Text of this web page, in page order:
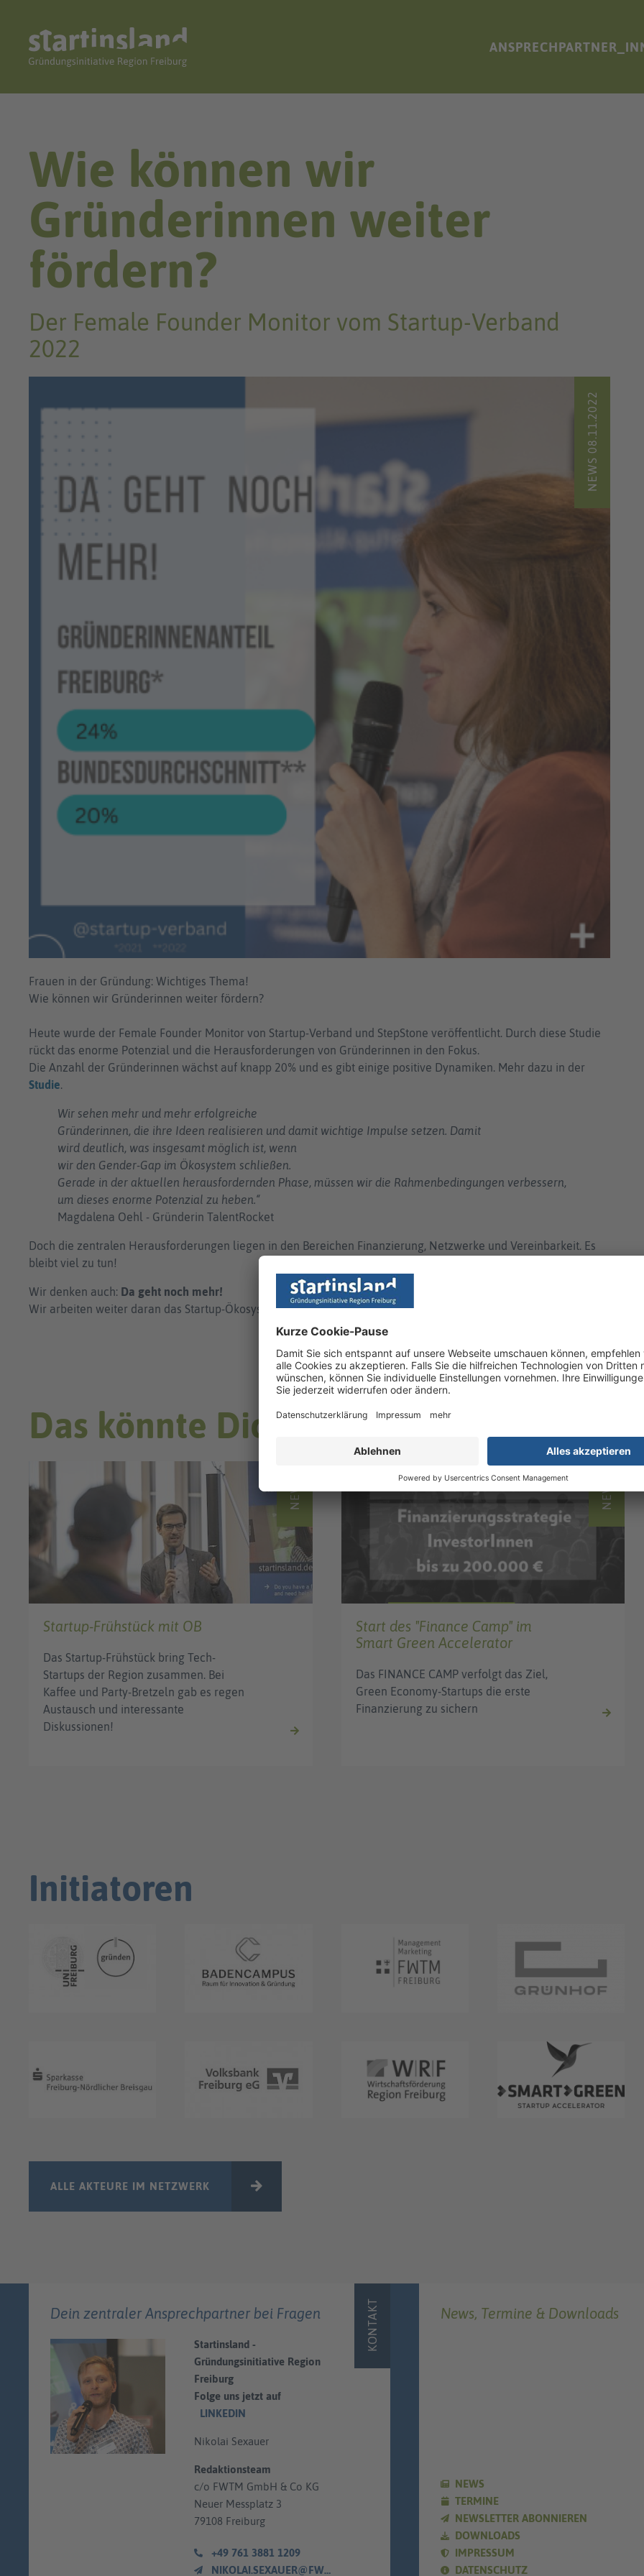
Wie können wir
Gründerinnen weiter
fördern?
Der Female Founder Monitor vom Startup-Verband
2022
NEWS 08.11.2022
Frauen in der Gründung: Wichtiges Thema!
Wie können wir Gründerinnen weiter fördern?
Heute wurde der Female Founder Monitor von Startup-Verband und StepStone veröffentlicht. Durch diese Studie
rückt das enorme Potenzial und die Herausforderungen von Gründerinnen in den Fokus.
Die Anzahl der Gründerinnen wächst auf knapp 20% und es gibt einige positive Dynamiken. Mehr dazu in der
Studie.
Wir sehen mehr und mehr erfolgreiche
Gründerinnen, die ihre Ideen realisieren und damit wichtige Impulse setzen. Damit
wird deutlich, was insgesamt möglich ist, wenn
wir den Gender-Gap im Ökosystem schließen.
Gerade in der aktuellen herausfordernden Phase, müssen wir die Rahmenbedingungen verbessern,
um dieses enorme Potenzial zu heben.“
Magdalena Oehl - Gründerin TalentRocket
Doch die zentralen Herausforderungen liegen in den Bereichen Finanzierung, Netzwerke und Vereinbarkeit. Es
bleibt viel zu tun!
Wir denken auch: Da geht noch mehr!
Wir arbeiten weiter daran das Startup-Ökosystem Freiburg vor allem auch für Gründerinnen attraktiv zu machen!
Das könnte Dich auch interessieren
NEWS
Startup-Frühstück mit OB
Das Startup-Frühstück bring Tech-
Startups der Region zusammen. Bei
Kaffee und Party-Bretzeln gab es regen
Austausch und interessante
Diskussionen!
NEWS
Start des "Finance Camp" im
Smart Green Accelerator
Das FINANCE CAMP verfolgt das Ziel,
Green Economy-Startups die erste
Finanzierung zu sichern
Initiatoren
ALLE AKTEURE IM NETZWERK
KONTAKT
Dein zentraler Ansprechpartner bei Fragen
Startinsland -
Gründungsinitiative Region
Freiburg
Folge uns jetzt auf
LINKEDIN
Nikolai Sexauer
Redaktionsteam
c/o FWTM GmbH & Co KG
Neuer Messplatz 3
79108 Freiburg
+49 761 3881 1209
NIKOLAI.SEXAUER@FWTM.DE
News, Termine & Downloads
NEWS
TERMINE
NEWSLETTER ABONNIEREN
DOWNLOADS
IMPRESSUM
DATENSCHUTZ